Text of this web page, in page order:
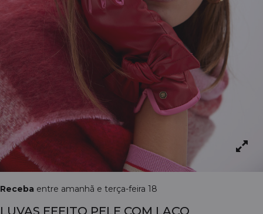
Receba entre amanhã e terça-feira 18
LUVAS EFEITO PELE COM LAÇO